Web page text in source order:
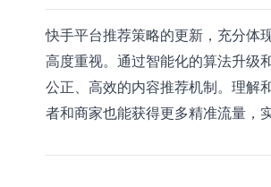
快手平台推荐策略的更新，充分体
高度重视。通过智能化的算法升级
公正、高效的内容推荐机制。理解
者和商家也能获得更多精准流量，